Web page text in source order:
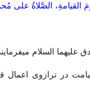
القیامةِ، الصَّلاةُ علی
السلام
در ترازوی اعمال